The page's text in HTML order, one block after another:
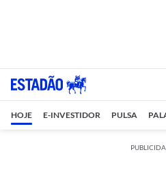
HOJE E-INVESTIDOR PULSA